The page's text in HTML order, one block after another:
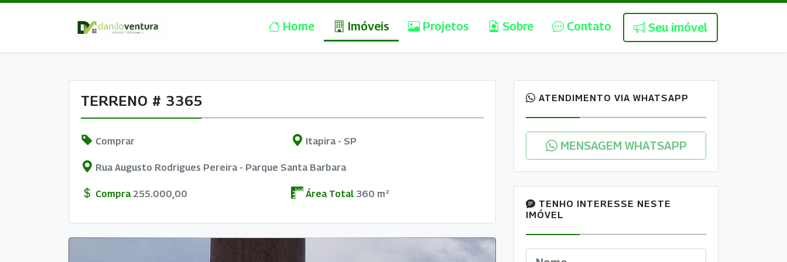
Home Imóveis Projetos Sobre Contato Seu imóvel
TERRENO # 3365
Comprar Itapira - SP
Rua Augusto Rodrigues Pereira - Parque Santa Barbara
Compra 255.000,00 Área Total 360 m²
ATENDIMENTO VIA WHATSAPP
MENSAGEM WHATSAPP
TENHO INTERESSE NESTE
IMÓVEL